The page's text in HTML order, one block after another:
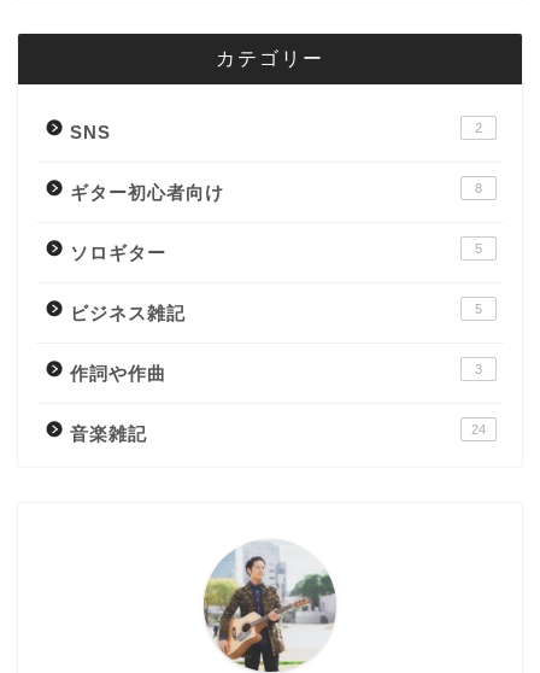
カテゴリー
SNS 2
ギター初心者向け 8
ソロギター 5
ビジネス雑記 5
作詞や作曲 3
音楽雑記 24